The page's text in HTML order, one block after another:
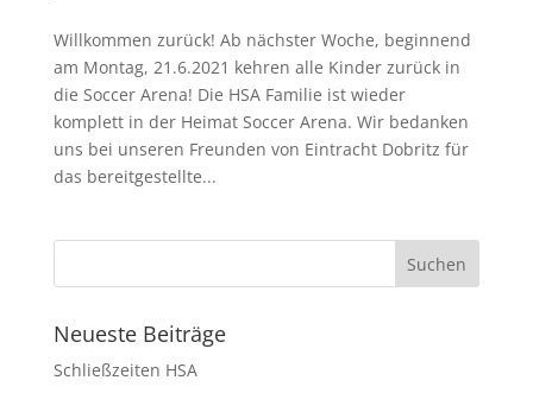
Willkommen zurück! Ab nächster Woche, beginnend
am Montag, 21.6.2021 kehren alle Kinder zurück in
die Soccer Arena! Die HSA Familie ist wieder
komplett in der Heimat Soccer Arena. Wir bedanken
uns bei unseren Freunden von Eintracht Dobritz für
das bereitgestellte...
Neueste Beiträge
Schließzeiten HSA